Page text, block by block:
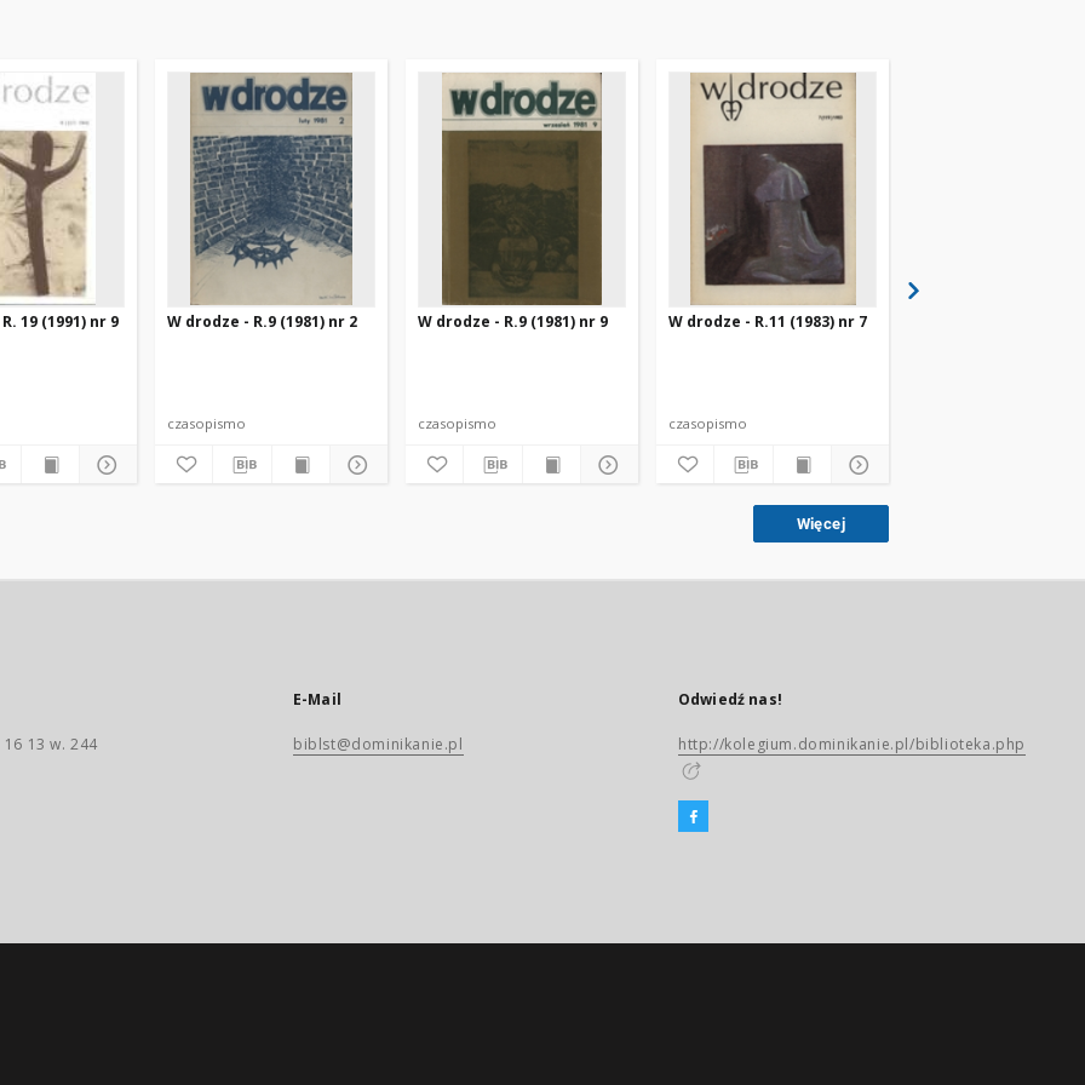
19 (1991) nr 9 W drodze - R.9 (1981) nr 2
czasopismo
W drodze - R.9 (1981) nr 9
czasopismo
W drodze - R.11 (1983) nr 7
czasopismo
Więcej
13 w. 244
E-Mail
biblst@dominikanie.pl
Odwiedź nas!
http://kolegium.dominikanie.pl/biblioteka.php